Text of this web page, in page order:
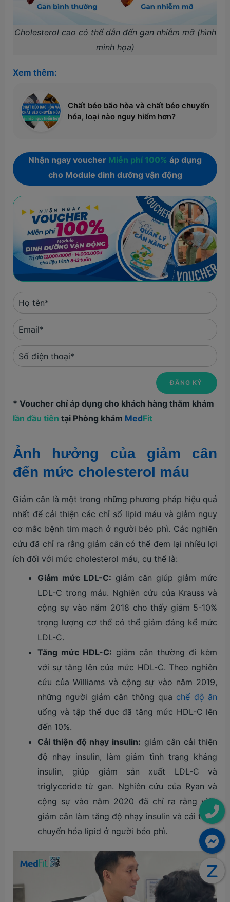
Cholesterol cao có thể dẫn đến gan nhiễm mỡ (hình
minh họa)
Xem thêm:
Chất béo bão hòa và chất béo chuyển
hóa, loại nào nguy hiểm hơn?
Nhận ngay voucher Miễn phí 100% áp dụng
cho Module dinh dưỡng vận động
* Voucher chỉ áp dụng cho khách hàng thăm khám
lần đầu tiên tại Phòng khám MedFit
Ảnh hưởng của giảm cân
đến mức cholesterol máu
Giảm cân là một trong những phương pháp hiệu quả
nhất để cải thiện các chỉ số lipid máu và giảm nguy
cơ mắc bệnh tim mạch ở người béo phì. Các nghiên
cứu đã chỉ ra rằng giảm cân có thể đem lại nhiều lợi
ích đối với mức cholesterol máu, cụ thể là:
Giảm mức LDL-C: giảm cân giúp giảm mức
LDL-C trong máu. Nghiên cứu của Krauss và
cộng sự vào năm 2018 cho thấy giảm 5-10%
trọng lượng cơ thể có thể giảm đáng kể mức
LDL-C.
Tăng mức HDL-C: giảm cân thường đi kèm
với sự tăng lên của mức HDL-C. Theo nghiên
cứu của Williams và cộng sự vào năm 2019,
những người giảm cân thông qua chế độ ăn
uống và tập thể dục đã tăng mức HDL-C lên
đến 10%.
Cải thiện độ nhạy insulin: giảm cân cải thiện
độ nhạy insulin, làm giảm tình trạng kháng
insulin, giúp giảm sản xuất LDL-C và
triglyceride từ gan. Nghiên cứu của Ryan và
cộng sự vào năm 2020 đã chỉ ra rằng việc
giảm cân làm tăng độ nhạy insulin và cải thiện
chuyển hóa lipid ở người béo phì.